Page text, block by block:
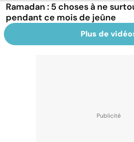
Ramadan : 5 choses à ne
pendant ce mois de jeûne
Plus de